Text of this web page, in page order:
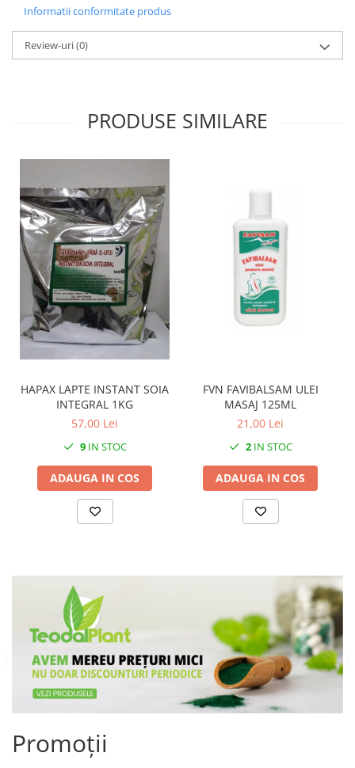
SUPERALIMENTE
Informatii conformitate produs
Review-uri(0)
PRODUSE SIMILARE
HAPAX LAPTE INSTANT SOIA
INTEGRAL 1KG
57,00 Lei
9IN STOC
ADAUGA IN COS
FVN FAVIBALSAM ULEI
MASAJ 125ML
21,00 Lei
2IN STOC
ADAUGA IN COS
Promoții